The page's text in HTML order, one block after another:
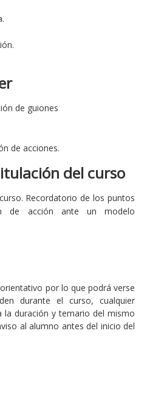
de guiones
de acciones.
del curso
Recordatorio de los puntos
de acción ante un modelo
por lo que podrá verse
durante el curso, cualquier
duración y temario del mismo
al alumno antes del inicio del